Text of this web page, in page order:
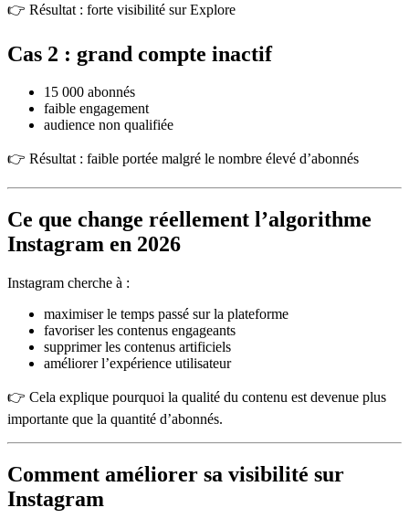
👉 Résultat : forte visibilité sur Explore
Cas 2 : grand compte inactif
15 000 abonnés
faible engagement
audience non qualifiée
👉 Résultat : faible portée malgré le nombre élevé d’abonnés
Ce que change réellement l’algorithme
Instagram en 2026
Instagram cherche à :
maximiser le temps passé sur la plateforme
favoriser les contenus engageants
supprimer les contenus artificiels
améliorer l’expérience utilisateur
👉 Cela explique pourquoi la qualité du contenu est devenue plus
importante que la quantité d’abonnés.
Comment améliorer sa visibilité sur
Instagram